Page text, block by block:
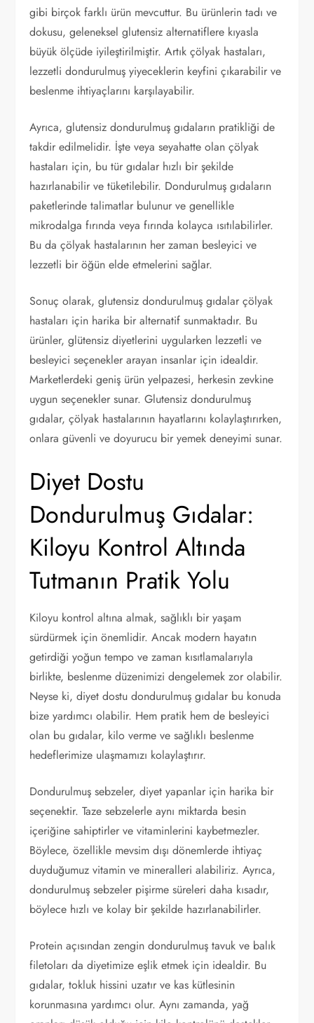
gibi birçok farklı ürün mevcuttur. Bu ürünlerin tadı ve
dokusu, geleneksel glutensiz alternatiflere kıyasla
büyük ölçüde iyileştirilmiştir. Artık çölyak hastaları,
lezzetli dondurulmuş yiyeceklerin keyfini çıkarabilir ve
beslenme ihtiyaçlarını karşılayabilir.
Ayrıca, glutensiz dondurulmuş gıdaların pratikliği de
takdir edilmelidir. İşte veya seyahatte olan çölyak
hastaları için, bu tür gıdalar hızlı bir şekilde
hazırlanabilir ve tüketilebilir. Dondurulmuş gıdaların
paketlerinde talimatlar bulunur ve genellikle
mikrodalga fırında veya fırında kolayca ısıtılabilirler.
Bu da çölyak hastalarının her zaman besleyici ve
lezzetli bir öğün elde etmelerini sağlar.
Sonuç olarak, glutensiz dondurulmuş gıdalar çölyak
hastaları için harika bir alternatif sunmaktadır. Bu
ürünler, glütensiz diyetlerini uygularken lezzetli ve
besleyici seçenekler arayan insanlar için idealdir.
Marketlerdeki geniş ürün yelpazesi, herkesin zevkine
uygun seçenekler sunar. Glutensiz dondurulmuş
gıdalar, çölyak hastalarının hayatlarını kolaylaştırırken,
onlara güvenli ve doyurucu bir yemek deneyimi sunar.
Diyet Dostu
Dondurulmuş Gıdalar:
Kiloyu Kontrol Altında
Tutmanın Pratik Yolu
Kiloyu kontrol altına almak, sağlıklı bir yaşam
sürdürmek için önemlidir. Ancak modern hayatın
getirdiği yoğun tempo ve zaman kısıtlamalarıyla
birlikte, beslenme düzenimizi dengelemek zor olabilir.
Neyse ki, diyet dostu dondurulmuş gıdalar bu konuda
bize yardımcı olabilir. Hem pratik hem de besleyici
olan bu gıdalar, kilo verme ve sağlıklı beslenme
hedeflerimize ulaşmamızı kolaylaştırır.
Dondurulmuş sebzeler, diyet yapanlar için harika bir
seçenektir. Taze sebzelerle aynı miktarda besin
içeriğine sahiptirler ve vitaminlerini kaybetmezler.
Böylece, özellikle mevsim dışı dönemlerde ihtiyaç
duyduğumuz vitamin ve mineralleri alabiliriz. Ayrıca,
dondurulmuş sebzeler pişirme süreleri daha kısadır,
böylece hızlı ve kolay bir şekilde hazırlanabilirler.
Protein açısından zengin dondurulmuş tavuk ve balık
filetoları da diyetimize eşlik etmek için idealdir. Bu
gıdalar, tokluk hissini uzatır ve kas kütlesinin
korunmasına yardımcı olur. Aynı zamanda, yağ